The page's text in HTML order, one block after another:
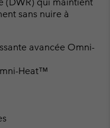
(DWR) qui maintient
sans nuire à
avancée Omni-
Heat™